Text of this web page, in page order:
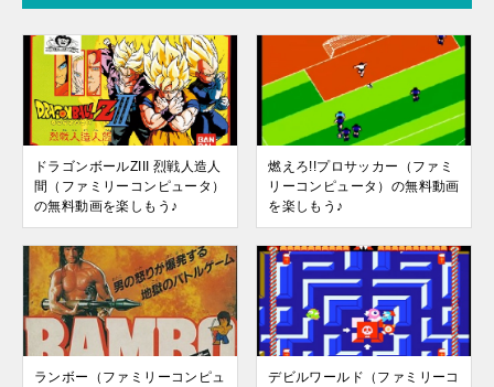
ドラゴンボールZIII 烈戦人造人
間（ファミリーコンピュータ）
の無料動画を楽しもう♪
燃えろ!!プロサッカー（ファミ
リーコンピュータ）の無料動画
を楽しもう♪
ランボー（ファミリーコンピュ
デビルワールド（ファミリーコ